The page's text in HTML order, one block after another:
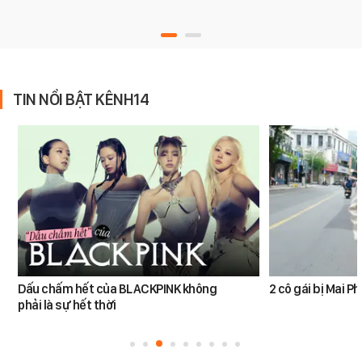
TIN NỔI BẬT KÊNH14
Dấu chấm hết của BLACKPINK không
phải là sự hết thời
2 cô gái bị Mai